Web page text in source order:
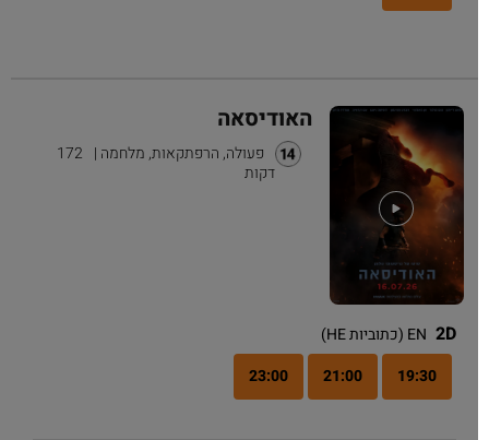
האודיסאה
פעולה, הרפתקאות, מלחמה|
172
דקות
2D EN (כתוביות HE)
19:30
21:00
23:00